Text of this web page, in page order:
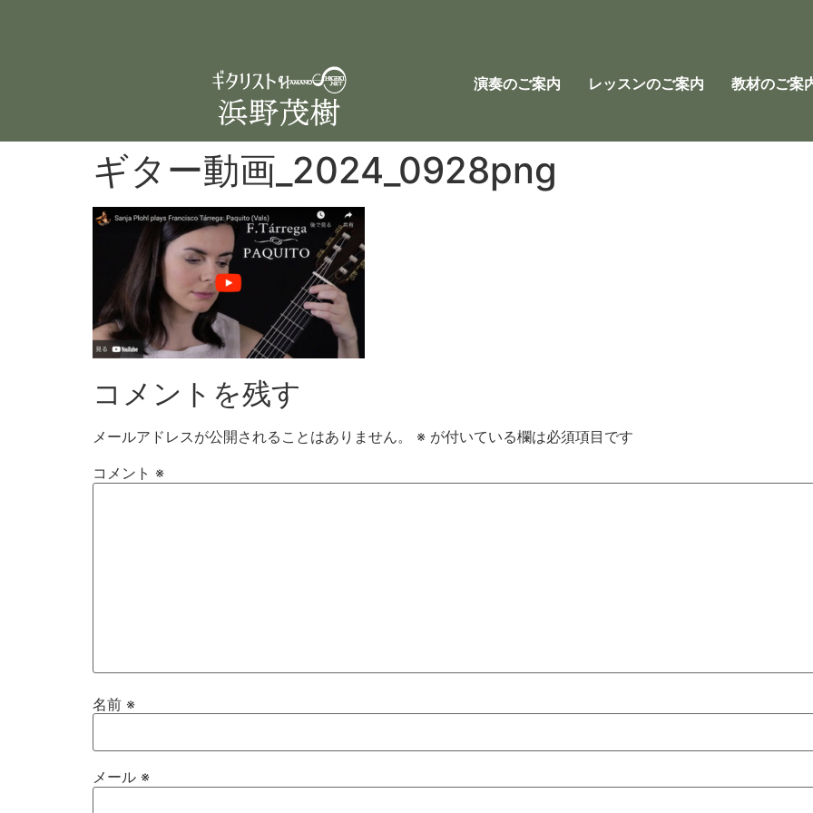
演奏のご案内 レッスンのご案内 教材のご案
ギター動画_2024_0928png
コメントを残す
メールアドレスが公開されることはありません。 ※ が付いている欄は必須項目です
コメント ※
名前 ※
メール ※